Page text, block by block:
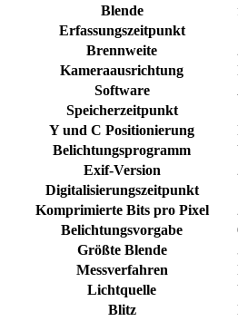
Blende
Erfassungszeitpunkt
Brennweite
Kameraausrichtung
Software
Speicherzeitpunkt
Y und C Positionierung
Belichtungsprogramm
Exif-Version
Digitalisierungszeitpunkt
Komprimierte Bits pro Pixel
Belichtungsvorgabe
Größte Blende
Messverfahren
Lichtquelle
Blitz